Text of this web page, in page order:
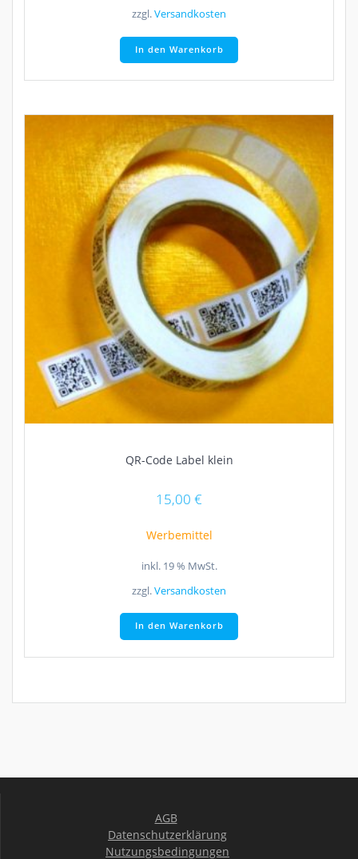
zzgl.Versandkosten
In den Warenkorb
QR-Code Label klein
15,00 €
Werbemittel
inkl. 19 % MwSt.
zzgl.Versandkosten
In den Warenkorb
AGB
Datenschutzerklärung
Nutzungsbedingungen